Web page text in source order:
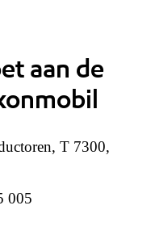
aan de
T 7300,
005